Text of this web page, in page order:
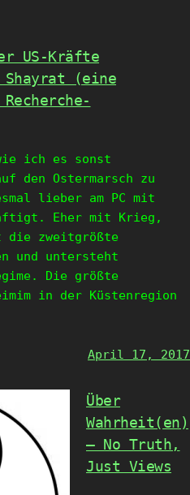
US-Kräfte
(eine
ich es sonst
den Ostermarsch zu
lieber am PC mit
Eher mit Krieg,
zweitgrößte
und untersteht
Die größte
in der Küstenregion
April 17, 2017
Über
Wahrheit(en)
– No Truth,
Just Views